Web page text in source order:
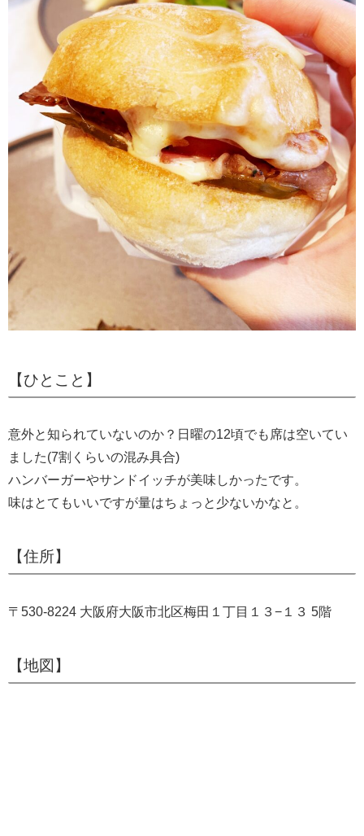
【ひとこと】
意外と知られていないのか？日曜の12頃でも席は空いてい
ました(7割くらいの混み具合)
ハンバーガーやサンドイッチが美味しかったです。
味はとてもいいですが量はちょっと少ないかなと。
【住所】
〒530-8224 大阪府大阪市北区梅田１丁目１３−１３ 5階
【地図】